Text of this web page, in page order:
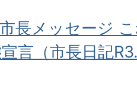
長メッセージ
言（市長日記